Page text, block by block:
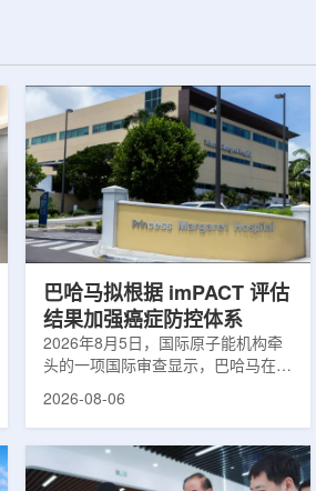
巴哈马拟根据 imPACT 评估
结果加强癌症防控体系
2026年8月5日，国际原子能机构牵
头的一项国际审查显示，巴哈马在加
强癌症治疗服务方面具备进一步提升
治疗效果提出了路线图。巴哈马拿骚
玛格丽特公主医院(图片：Pelow
2026-08-06